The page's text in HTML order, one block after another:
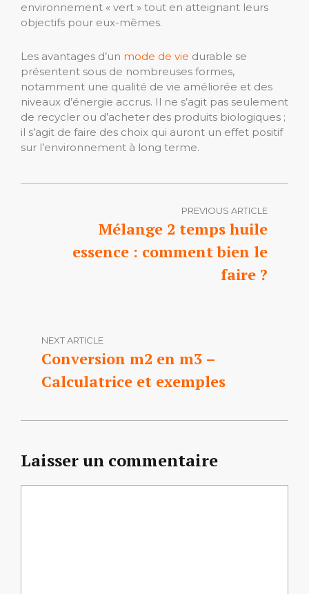
environnement « vert » tout en atteignant leurs
objectifs pour eux-mêmes.
Les avantages d’un mode de vie durable se
présentent sous de nombreuses formes,
notamment une qualité de vie améliorée et des
niveaux d’énergie accrus. Il ne s’agit pas seulement
de recycler ou d’acheter des produits biologiques ;
il s’agit de faire des choix qui auront un effet positif
sur l’environnement à long terme.
PREVIOUS ARTICLE
Mélange 2 temps huile
essence : comment bien le
faire ?
NEXT ARTICLE
Conversion m2 en m3 –
Calculatrice et exemples
Laisser un commentaire